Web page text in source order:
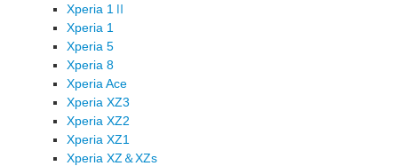
Xperia 1Ⅱ
Xperia 1
Xperia 5
Xperia 8
Xperia Ace
Xperia XZ3
Xperia XZ2
Xperia XZ1
Xperia XZ＆XZs